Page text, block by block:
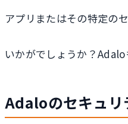
アプリまたはその特定の
いかがでしょうか？
Adaloのセキュリ